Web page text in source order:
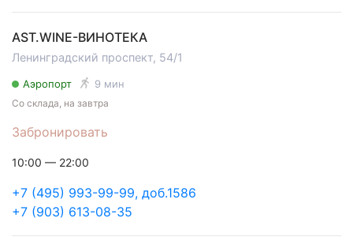
AST.WINE-ВИНОТЕКА
Ленинградский проспект, 54/1
Аэропорт 9 мин
Забронировать
Со склада, на завтра
+7 (495) 993-99-99, доб.1586
+7 (903) 613-08-35
10:00 — 22:00